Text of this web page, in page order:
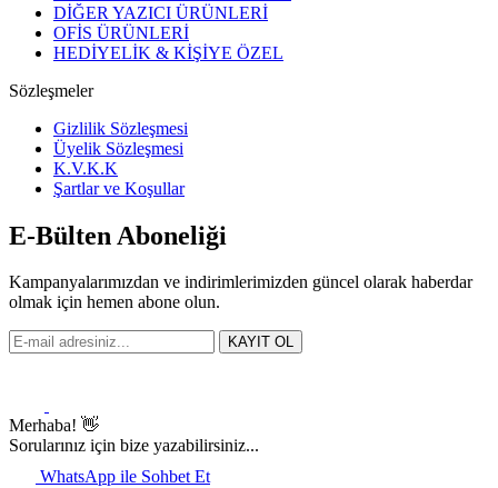
DİĞER YAZICI ÜRÜNLERİ
OFİS ÜRÜNLERİ
HEDİYELİK & KİŞİYE ÖZEL
Sözleşmeler
Gizlilik Sözleşmesi
Üyelik Sözleşmesi
K.V.K.K
Şartlar ve Koşullar
E-Bülten Aboneliği
Kampanyalarımızdan ve indirimlerimizden güncel olarak haberdar
olmak için hemen abone olun.
KAYIT OL
Merhaba! 👋
Sorularınız için bize yazabilirsiniz...
WhatsApp ile Sohbet Et